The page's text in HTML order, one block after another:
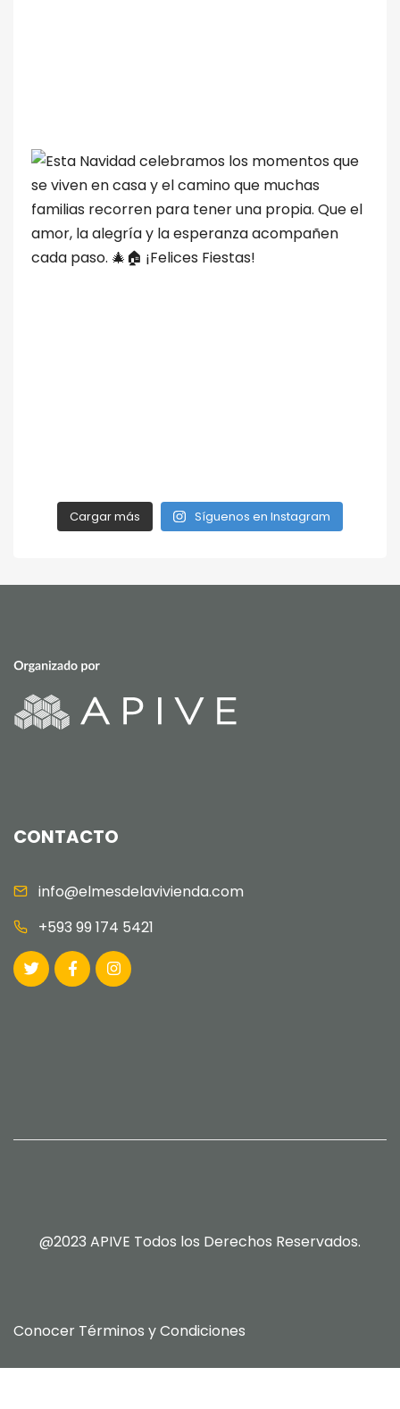
Cargar más Síguenos en Instagram
CONTACTO
info@elmesdelavivienda.com
+593 99 174 5421
@2023 APIVE Todos los Derechos Reservados.
Conocer Términos y Condiciones